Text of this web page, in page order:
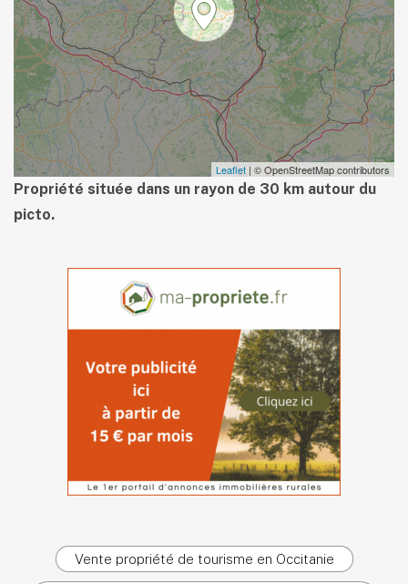
Leaflet | © OpenStreetMap contributors
Propriété située dans un rayon de 30 km autour du
picto.
Vente propriété de tourisme en Occitanie